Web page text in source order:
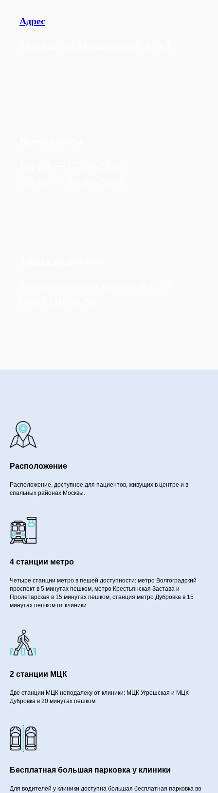
Адрес
Расположение
Расположение, доступное для пациентов, живущих в центре и в
спальных районах Москвы.
4 станции метро
Четыре станции метро в пешей доступности: метро Волгоградский
проспект в 5 минутах пешком, метро Крестьянская Застава и
Пролетарская в 15 минутах пешком, станция метро Дубровка в 15
минутах пешком от клиники
2 станции МЦК
Две станции МЦК неподалеку от клиники: МЦК Угрешская и МЦК
Дубровка в 20 минутах пешком
Бесплатная большая парковка у клиники
Для водителей у клиники доступна большая бесплатная парковка во